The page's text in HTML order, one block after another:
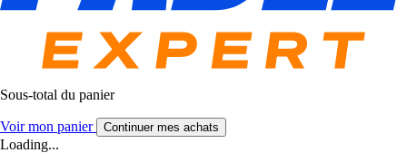
Sous-total du panier
Voir mon panier Continuer mes achats
Loading...